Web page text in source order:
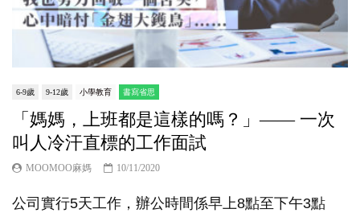
6-9歲 9-12歲 小學教育 書寫省思
「媽媽，上班都是這樣的嗎？」—— 一次
叫人冷汗直標的工作面試
MOOMOO麻媽 10/11/2020
公司實行5天工作，辦公時間係早上8點至下午3點